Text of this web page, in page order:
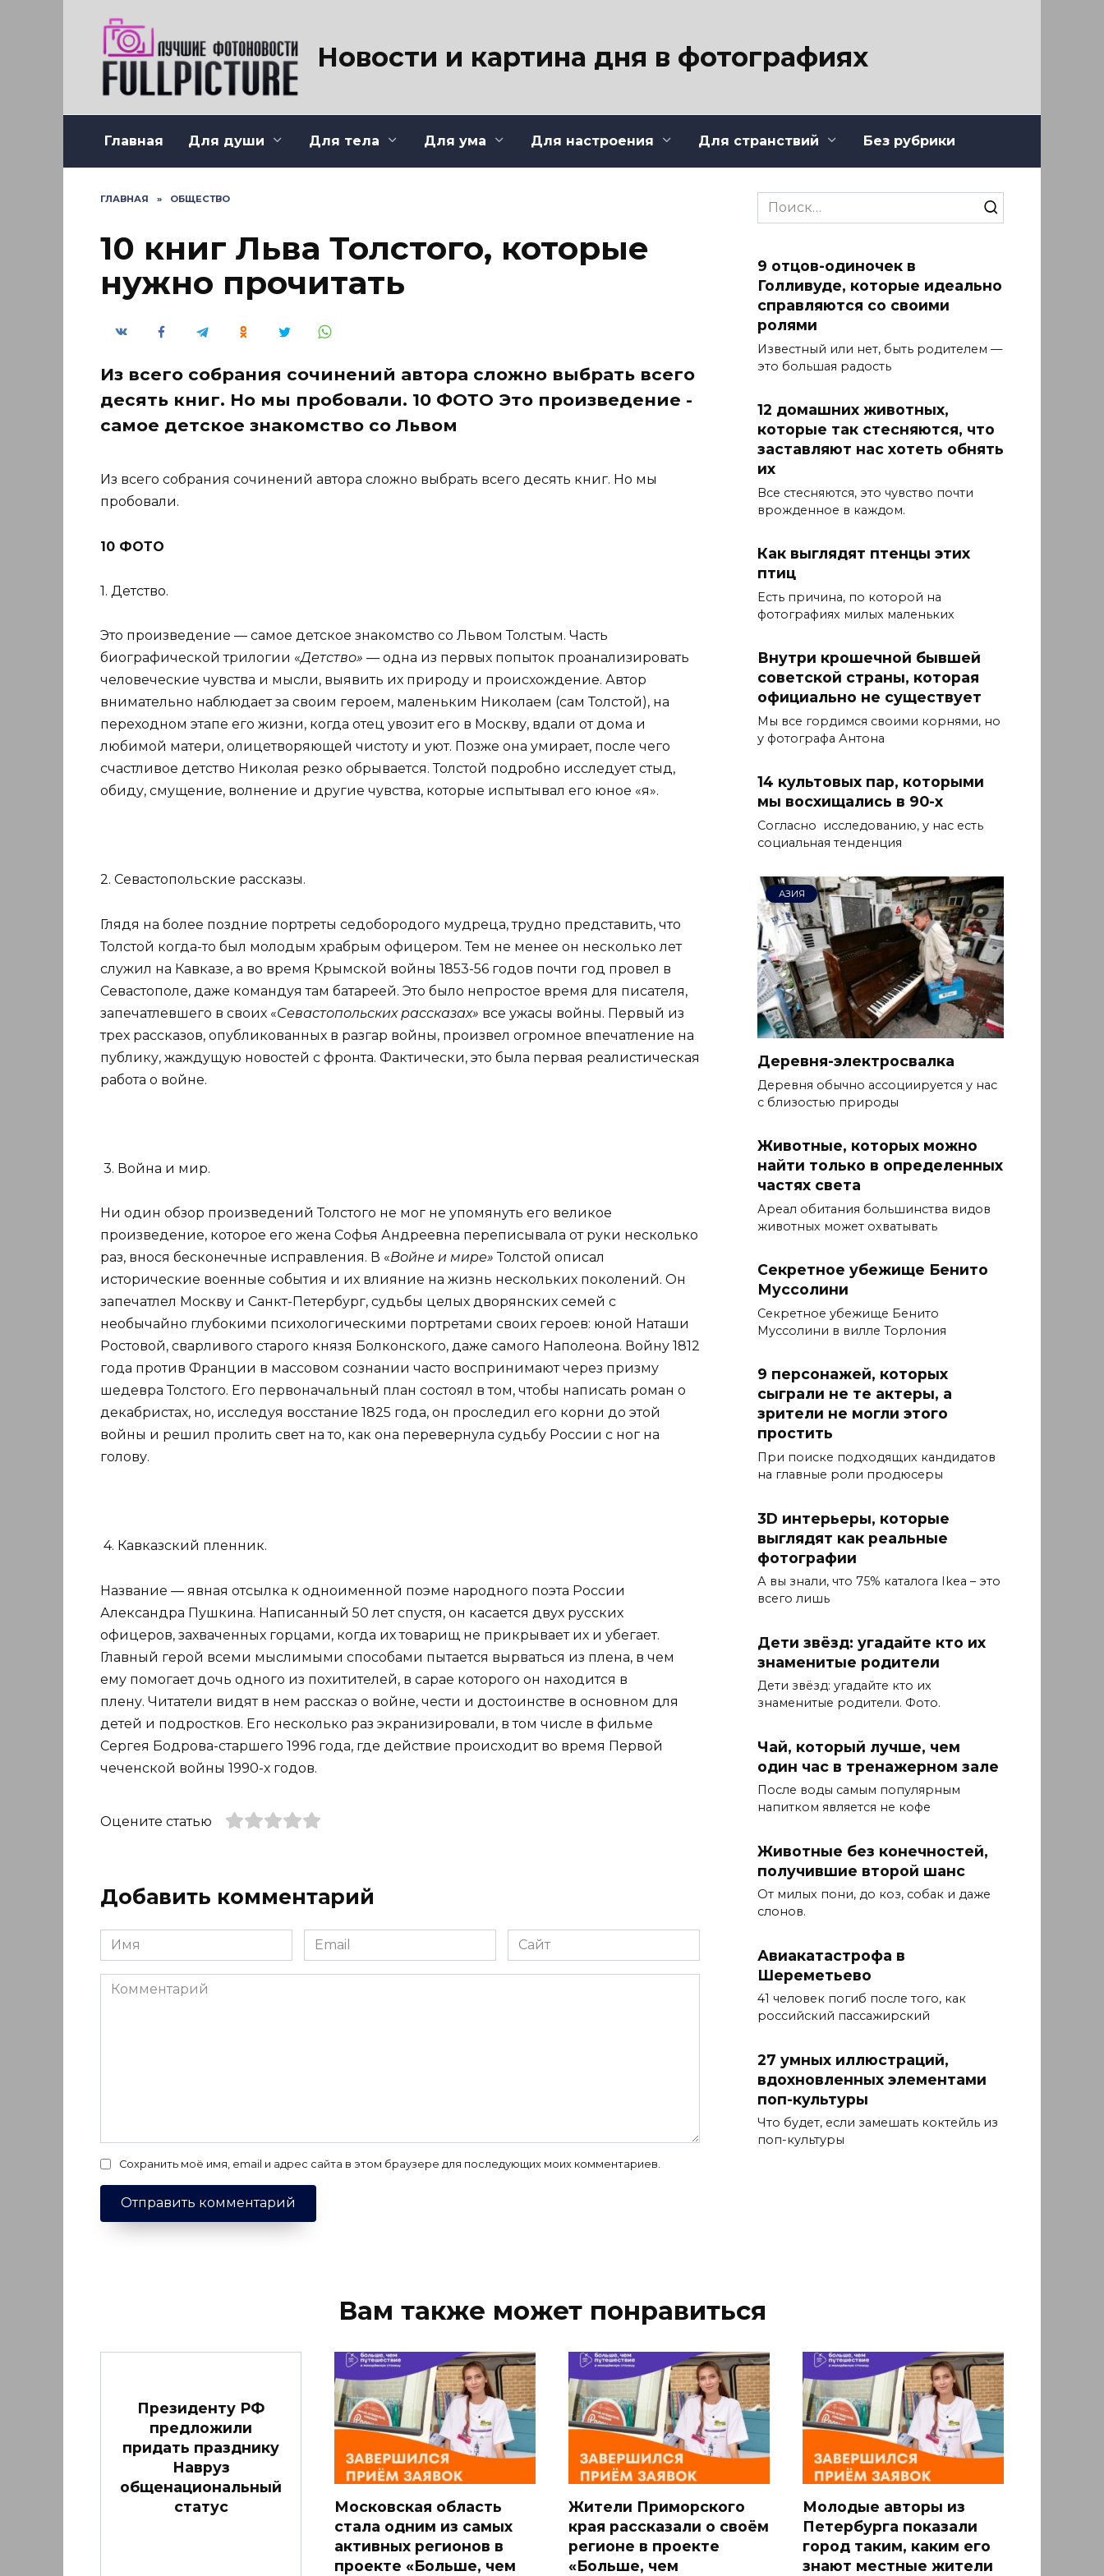
Новости и картина дня в фотографиях
Главная Для души Для тела Для ума Для настроения Для странствий Без рубрики
ГЛАВНАЯ » ОБЩЕСТВО
10 книг Льва Толстого, которые
нужно прочитать
Из всего собрания сочинений автора сложно выбрать всего
десять книг. Но мы пробовали. 10 ФОТО Это произведение -
самое детское знакомство со Львом
Из всего собрания сочинений автора сложно выбрать всего десять книг. Но мы
пробовали.
10 ФОТО
1. Детство.
Это произведение — самое детское знакомство со Львом Толстым. Часть
биографической трилогии «Детство» — одна из первых попыток проанализировать
человеческие чувства и мысли, выявить их природу и происхождение. Автор
внимательно наблюдает за своим героем, маленьким Николаем (сам Толстой), на
переходном этапе его жизни, когда отец увозит его в Москву, вдали от дома и
любимой матери, олицетворяющей чистоту и уют. Позже она умирает, после чего
счастливое детство Николая резко обрывается. Толстой подробно исследует стыд,
обиду, смущение, волнение и другие чувства, которые испытывал его юное «я».
2. Севастопольские рассказы.
Глядя на более поздние портреты седобородого мудреца, трудно представить, что
Толстой когда-то был молодым храбрым офицером. Тем не менее он несколько лет
служил на Кавказе, а во время Крымской войны 1853-56 годов почти год провел в
Севастополе, даже командуя там батареей. Это было непростое время для писателя,
запечатлевшего в своих «Севастопольских рассказах» все ужасы войны. Первый из
трех рассказов, опубликованных в разгар войны, произвел огромное впечатление на
публику, жаждущую новостей с фронта. Фактически, это была первая реалистическая
работа о войне.
3. Война и мир.
Ни один обзор произведений Толстого не мог не упомянуть его великое
произведение, которое его жена Софья Андреевна переписывала от руки несколько
раз, внося бесконечные исправления. В «Войне и мире» Толстой описал
исторические военные события и их влияние на жизнь нескольких поколений. Он
запечатлел Москву и Санкт-Петербург, судьбы целых дворянских семей с
необычайно глубокими психологическими портретами своих героев: юной Наташи
Ростовой, сварливого старого князя Болконского, даже самого Наполеона. Войну 1812
года против Франции в массовом сознании часто воспринимают через призму
шедевра Толстого. Его первоначальный план состоял в том, чтобы написать роман о
декабристах, но, исследуя восстание 1825 года, он проследил его корни до этой
войны и решил пролить свет на то, как она перевернула судьбу России с ног на
голову.
4. Кавказский пленник.
Название — явная отсылка к одноименной поэме народного поэта России
Александра Пушкина. Написанный 50 лет спустя, он касается двух русских
офицеров, захваченных горцами, когда их товарищ не прикрывает их и убегает.
Главный герой всеми мыслимыми способами пытается вырваться из плена, в чем
ему помогает дочь одного из похитителей, в сарае которого он находится в
плену. Читатели видят в нем рассказ о войне, чести и достоинстве в основном для
детей и подростков. Его несколько раз экранизировали, в том числе в фильме
Сергея Бодрова-старшего 1996 года, где действие происходит во время Первой
чеченской войны 1990-х годов.
Оцените статью
Добавить комментарий
Имя
*
Email
*
Сайт
Комментарий
Сохранить моё имя, email и адрес сайта в этом браузере для последующих моих комментариев.
Search
for:
9 отцов-одиночек в
Голливуде, которые идеально
справляются со своими
ролями
Известный или нет, быть родителем —
это большая радость
12 домашних животных,
которые так стесняются, что
заставляют нас хотеть обнять
их
Все стесняются, это чувство почти
врожденное в каждом.
Как выглядят птенцы этих
птиц
Есть причина, по которой на
фотографиях милых маленьких
Внутри крошечной бывшей
советской страны, которая
официально не существует
Мы все гордимся своими корнями, но
у фотографа Антона
14 культовых пар, которыми
мы восхищались в 90-х
Согласно исследованию, у нас есть
социальная тенденция
АЗИЯ
Деревня-электросвалка
Деревня обычно ассоциируется у нас
с близостью природы
Животные, которых можно
найти только в определенных
частях света
Ареал обитания большинства видов
животных может охватывать
Секретное убежище Бенито
Муссолини
Секретное убежище Бенито
Муссолини в вилле Торлония
9 персонажей, которых
сыграли не те актеры, а
зрители не могли этого
простить
При поиске подходящих кандидатов
на главные роли продюсеры
3D интерьеры, которые
выглядят как реальные
фотографии
А вы знали, что 75% каталога Ikea – это
всего лишь
Дети звёзд: угадайте кто их
знаменитые родители
Дети звёзд: угадайте кто их
знаменитые родители. Фото.
Чай, который лучше, чем
один час в тренажерном зале
После воды самым популярным
напитком является не кофе
Животные без конечностей,
получившие второй шанс
От милых пони, до коз, собак и даже
слонов.
Авиакатастрофа в
Шереметьево
41 человек погиб после того, как
российский пассажирский
27 умных иллюстраций,
вдохновленных элементами
поп-культуры
Что будет, если замешать коктейль из
поп-культуры
Вам также может понравиться
Президенту РФ
предложили
придать празднику
Навруз
общенациональный
статус
Московская область
стала одним из самых
активных регионов в
проекте «Больше, чем
Жители Приморского
края рассказали о своём
регионе в проекте
«Больше, чем
Молодые авторы из
Петербурга показали
город таким, каким его
знают местные жители